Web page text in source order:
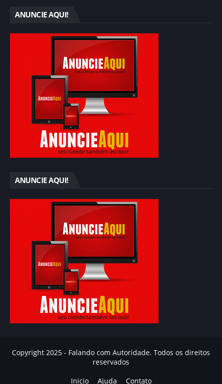
ANUNCIE AQUI!
ANUNCIE AQUI!
Copyright 2025 - Falando com Autoridade. Todos os direitos
reservados
Inicio
Ajuda Contato